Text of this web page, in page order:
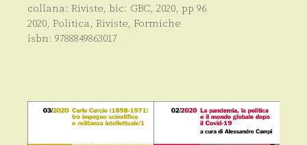
collana: Riviste, bic: GBC, 2020, pp 96
2020, Politica, Riviste, Formiche
isbn: 9788849863017